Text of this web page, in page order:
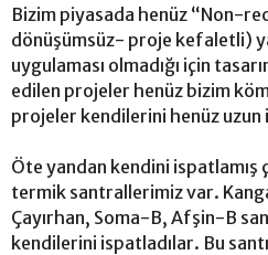
Bizim piyasada henüz “Non-
dönüşümsüz- proje kefaletli)
uygulaması olmadığı için
edilen projeler henüz bizim
projeler kendilerini henüz uzun
Öte yandan kendini ispatlamış
termik santrallerimiz var.
Çayırhan, Soma-B, Afşin-B
kendilerini ispatladılar. Bu